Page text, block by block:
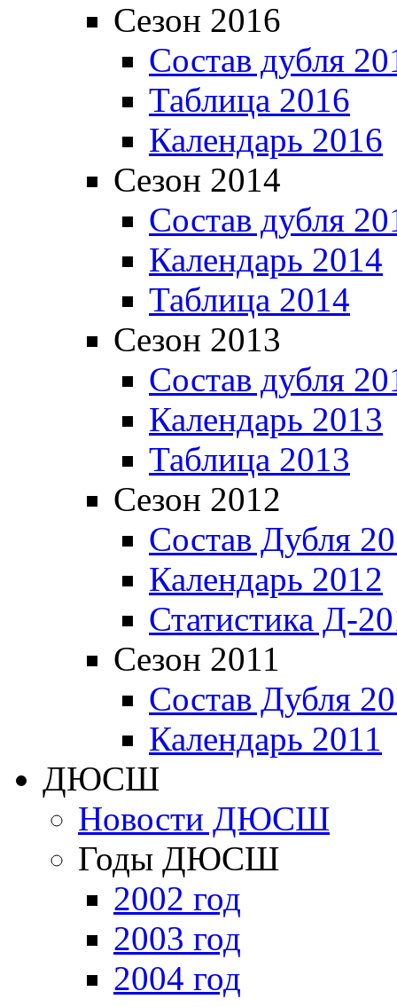
Сезон 2016
Состав дубля
Таблица 2016
Календарь 2016
Сезон 2014
Состав дубля
Календарь 2014
Таблица 2014
Сезон 2013
Состав дубля
Календарь 2013
Таблица 2013
Сезон 2012
Состав Дубля
Календарь 2012
Статистика Д-
Сезон 2011
Состав Дубля
Календарь 2011
ДЮСШ
Новости ДЮСШ
Годы ДЮСШ
2002 год
2003 год
2004 год